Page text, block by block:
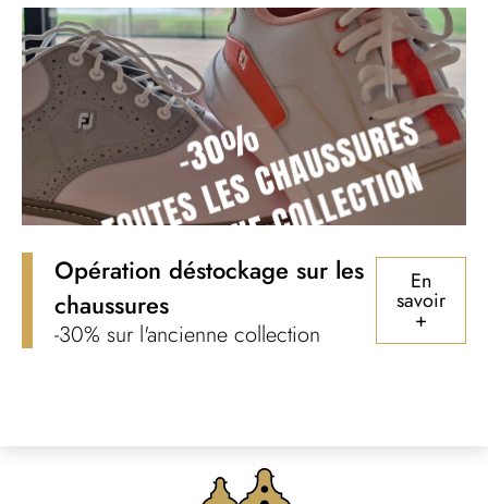
Opération déstockage sur les
chaussures
-30% sur l'ancienne collection
En
savoir
+